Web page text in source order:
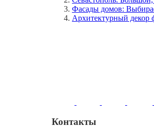
Фасады домов:
Архитектурный декор
Контакты